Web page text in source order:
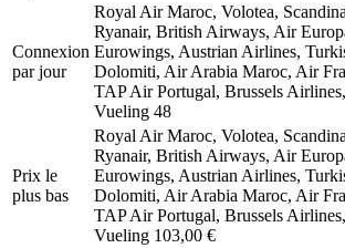
Connexion
par jour
Royal Air Maroc, Volotea,
Ryanair, British Airways, Air
Eurowings, Austrian Airlines,
Dolomiti, Air Arabia Maroc, Air
TAP Air Portugal, Brussels
Vueling 48
Prix ​​le
plus bas
Royal Air Maroc, Volotea,
Ryanair, British Airways, Air
Eurowings, Austrian Airlines,
Dolomiti, Air Arabia Maroc, Air
TAP Air Portugal, Brussels
Vueling 103,00 €